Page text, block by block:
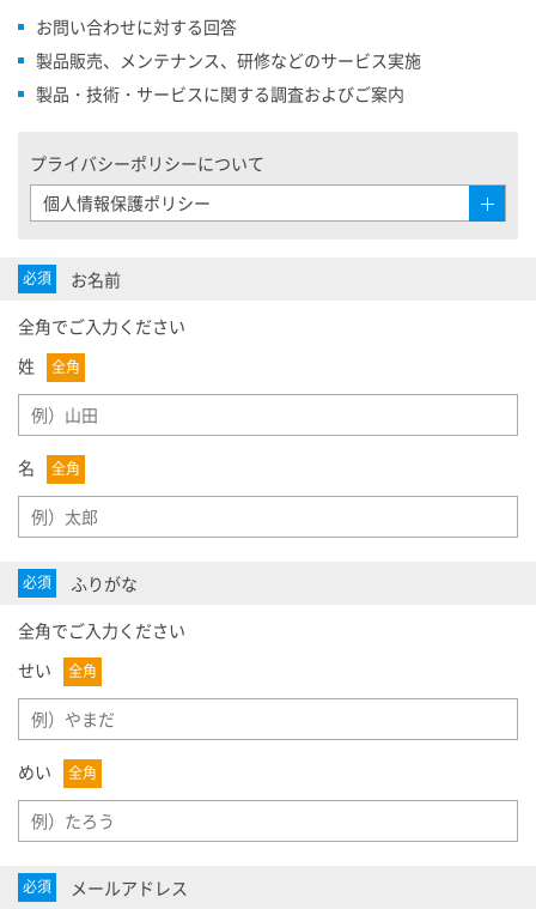
お問い合わせに対する回答
製品販売、メンテナンス、研修などのサービス実施
製品・技術・サービスに関する調査およびご案内
プライバシーポリシーについて
個人情報保護ポリシー
Open
Open
必須
お名前
全角でご入力ください
姓
全角
名 全角
必須
ふりがな
全角でご入力ください
せい
全角
めい 全角
必須
メールアドレス